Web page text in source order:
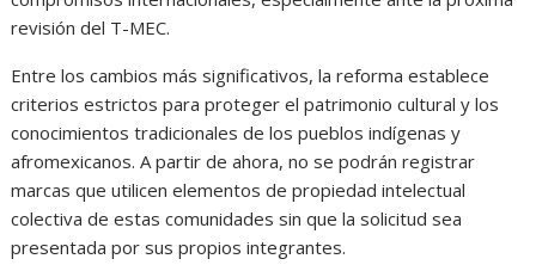
revisión del T-MEC.
Entre los cambios más significativos, la reforma establece
criterios estrictos para proteger el patrimonio cultural y los
conocimientos tradicionales de los pueblos indígenas y
afromexicanos. A partir de ahora, no se podrán registrar
marcas que utilicen elementos de propiedad intelectual
colectiva de estas comunidades sin que la solicitud sea
presentada por sus propios integrantes.